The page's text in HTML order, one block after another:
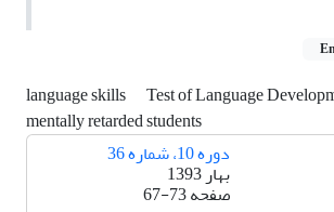
language skills
Test of Language
mentally retarded students
دوره 10، شماره 36
بهار 1393
صفحه67-73